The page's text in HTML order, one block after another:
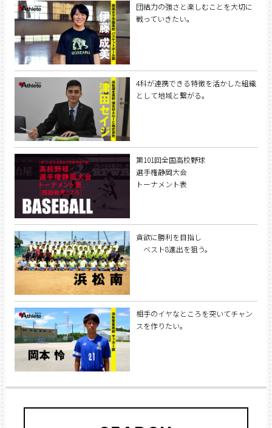
団結力の強さと楽しむことを大切に
戦っていきたい。
4科が連携できる特徴を活かした組織
として地域と繋がる。
第101回全国高校野球
選手権静岡大会
トーナメント表
貪欲に勝利を目指し
ベスト8進出を狙う。
相手のイヤなところを突いてチャン
スを作りたい。